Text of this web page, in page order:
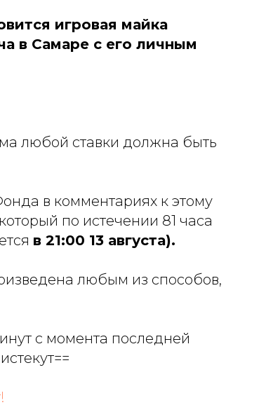
игровая майка
в Самаре с его личным
любой ставки должна быть
в комментариях к этому
по истечении 81 часа
в 21:00 13 августа).
любым из способов,
с момента последней